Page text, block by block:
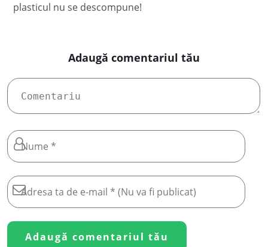
plasticul nu se descompune!
Adaugă comentariul tău